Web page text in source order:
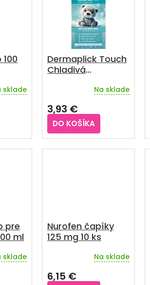
sklade
Dermaplick Touch
Chladivá
náplasť 4,5 x 11Na sklade
3,93 €
DO KOŠÍKA
pre
ml
sklade
Nurofen čapíky
125 mg 10 ks
Na sklade
6,15 €